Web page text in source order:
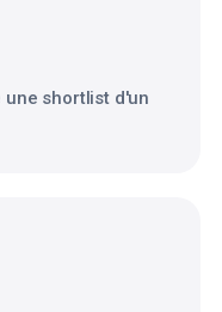
une shortlist d'un